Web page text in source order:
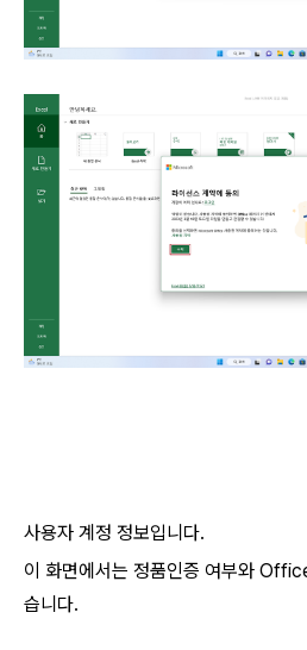
사용자 계정 정보입니다.
이 화면에서는 정품인증 여부와
습니다.